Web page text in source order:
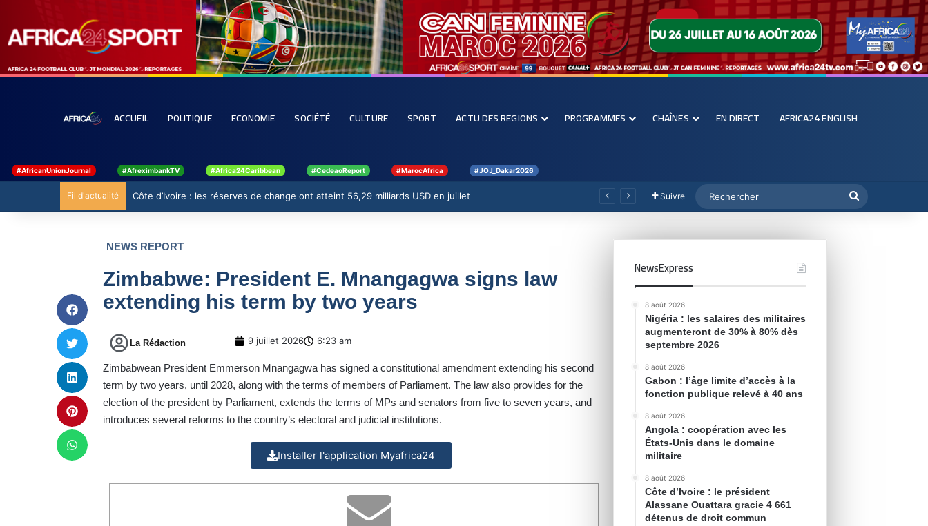
ACCUEIL POLITIQUE ECONOMIE SOCIÉTÉ CULTURE SPORT ACTU DES REGIONS PROGRAMMES CHAÎNES EN DIRECT AFRICA24 ENGLISH
#AfricanUnionJournal #AfreximbankTV #Africa24Caribbean #CedeaoReport #MarocAfrica #JOJ_Dakar2026
Fil d'actualité Côte d’Ivoire : les réserves de change ont atteint 56,29 milliards USD en juillet Suivre
NEWS REPORT
Zimbabwe: President E. Mnangagwa signs law
extending his term by two years
La Rédaction 9 juillet 2026 6:23 am
Zimbabwean President Emmerson Mnangagwa has signed a constitutional amendment extending his second
term by two years, until 2028, along with the terms of members of Parliament. The law also provides for the
election of the president by Parliament, extends the terms of MPs and senators from five to seven years, and
introduces several reforms to the country’s electoral and judicial institutions.
Installer l'application Myafrica24
NewsExpress
8 août 2026
Nigéria : les salaires des militaires
augmenteront de 30% à 80% dès
septembre 2026
8 août 2026
Gabon : l’âge limite d’accès à la
fonction publique relevé à 40 ans
8 août 2026
Angola : coopération avec les
États-Unis dans le domaine
militaire
8 août 2026
Côte d’Ivoire : le président
Alassane Ouattara gracie 4 661
détenus de droit commun